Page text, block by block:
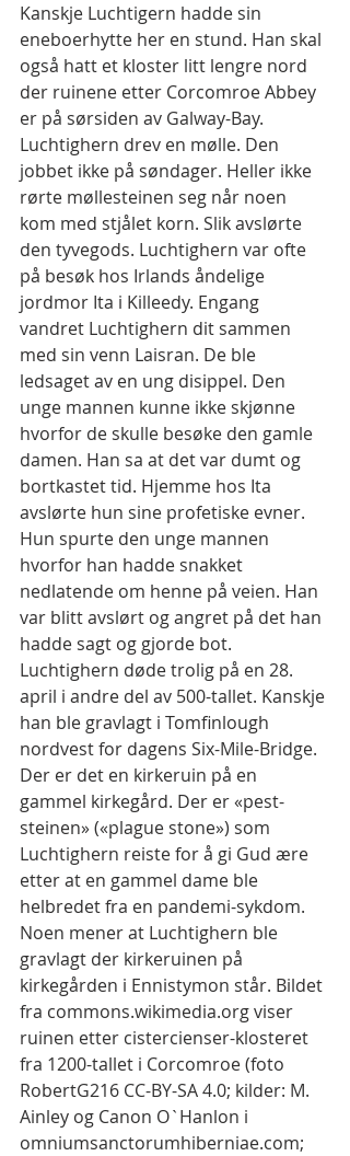
Kanskje Luchtigern hadde sin
eneboerhytte her en stund. Han skal
også hatt et kloster litt lengre nord
der ruinene etter Corcomroe Abbey
er på sørsiden av Galway-Bay.
Luchtighern drev en mølle. Den
jobbet ikke på søndager. Heller ikke
rørte møllesteinen seg når noen
kom med stjålet korn. Slik avslørte
den tyvegods. Luchtighern var ofte
på besøk hos Irlands åndelige
jordmor Ita i Killeedy. Engang
vandret Luchtighern dit sammen
med sin venn Laisran. De ble
ledsaget av en ung disippel. Den
unge mannen kunne ikke skjønne
hvorfor de skulle besøke den gamle
damen. Han sa at det var dumt og
bortkastet tid. Hjemme hos Ita
avslørte hun sine profetiske evner.
Hun spurte den unge mannen
hvorfor han hadde snakket
nedlatende om henne på veien. Han
var blitt avslørt og angret på det han
hadde sagt og gjorde bot.
Luchtighern døde trolig på en 28.
april i andre del av 500-tallet. Kanskje
han ble gravlagt i Tomfinlough
nordvest for dagens Six-Mile-Bridge.
Der er det en kirkeruin på en
gammel kirkegård. Der er «pest-
steinen» («plague stone») som
Luchtighern reiste for å gi Gud ære
etter at en gammel dame ble
helbredet fra en pandemi-sykdom.
Noen mener at Luchtighern ble
gravlagt der kirkeruinen på
kirkegården i Ennistymon står. Bildet
fra commons.wikimedia.org viser
ruinen etter cistercienser-klosteret
fra 1200-tallet i Corcomroe (foto
RobertG216 CC-BY-SA 4.0; kilder: M.
Ainley og Canon O`Hanlon i
omniumsanctorumhiberniae.com;